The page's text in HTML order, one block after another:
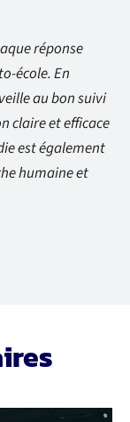
réponse
école. En
au bon suivi
claire et efficace
est également
humaine et